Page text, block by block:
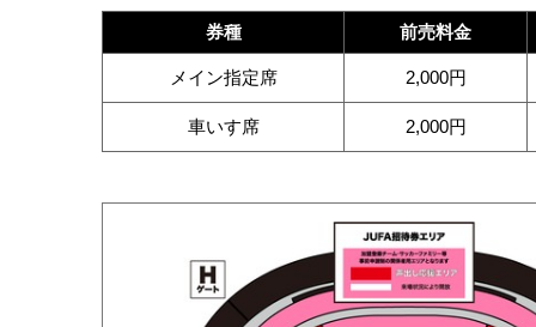
券種 前売料金
メイン指定席 2,000円
車いす席 2,000円